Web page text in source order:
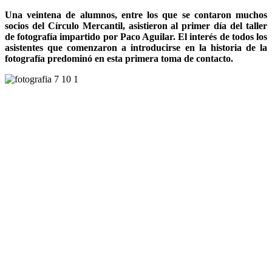
Una veintena de alumnos, entre los que se contaron muchos
socios del Círculo Mercantil, asistieron al primer día del taller
de fotografía impartido por Paco Aguilar. El interés de todos los
asistentes que comenzaron a introducirse en la historia de la
fotografía predominó en esta primera toma de contacto.